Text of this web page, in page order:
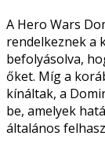
A Hero Wars
rendelkeznek a
befolyásolva,
őket. Míg a
kínáltak, a
be, amelyek
általános